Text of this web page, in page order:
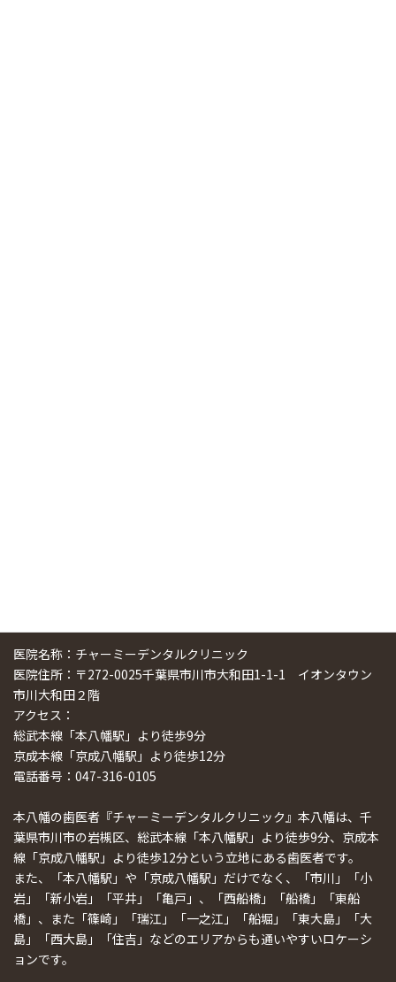
医院名称：チャーミーデンタルクリニック
医院住所：〒272-0025千葉県市川市大和田1-1-1 イオンタウン
市川大和田２階
アクセス：
総武本線「本八幡駅」より徒歩9分
京成本線「京成八幡駅」より徒歩12分
電話番号：047-316-0105
本八幡の歯医者『チャーミーデンタルクリニック』本八幡は、千
葉県市川市の岩槻区、総武本線「本八幡駅」より徒歩9分、京成本
線「京成八幡駅」より徒歩12分という立地にある歯医者です。
また、「本八幡駅」や「京成八幡駅」だけでなく、「市川」「小
岩」「新小岩」「平井」「亀戸」、「西船橋」「船橋」「東船
橋」、また「篠崎」「瑞江」「一之江」「船堀」「東大島」「大
島」「西大島」「住吉」などのエリアからも通いやすいロケーシ
ョンです。